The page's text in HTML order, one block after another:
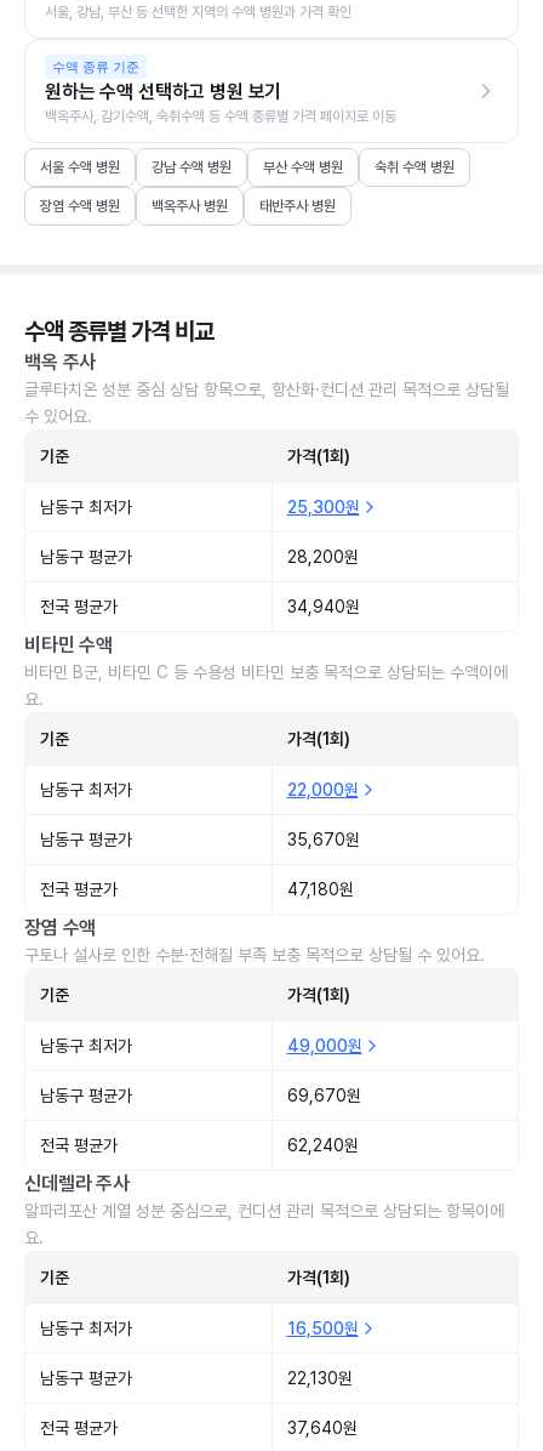
서울, 강남, 부산 등 선택한 지역의 수액 병원과 가격 확인
수액 종류 기준
원하는 수액 선택하고 병원 보기
백옥주사, 감기수액, 숙취수액 등 수액 종류별 가격 페이지로 이동
서울 수액 병원 강남 수액 병원 부산 수액 병원 숙취 수액 병원
장염 수액 병원 백옥주사 병원 태반주사 병원
수액 종류별 가격 비교
백옥 주사
글루타치온 성분 중심 상담 항목으로, 항산화·컨디션 관리 목적으로 상담될
수 있어요.
기준 가격(1회)
남동구 최저가 25,300원
남동구 평균가 28,200원
전국 평균가 34,940원
비타민 수액
비타민 B군, 비타민 C 등 수용성 비타민 보충 목적으로 상담되는 수액이에
요.
기준 가격(1회)
남동구 최저가 22,000원
남동구 평균가 35,670원
전국 평균가 47,180원
장염 수액
구토나 설사로 인한 수분·전해질 부족 보충 목적으로 상담될 수 있어요.
기준 가격(1회)
남동구 최저가 49,000원
남동구 평균가 69,670원
전국 평균가 62,240원
신데렐라 주사
알파리포산 계열 성분 중심으로, 컨디션 관리 목적으로 상담되는 항목이에
요.
기준 가격(1회)
남동구 최저가 16,500원
남동구 평균가 22,130원
전국 평균가 37,640원